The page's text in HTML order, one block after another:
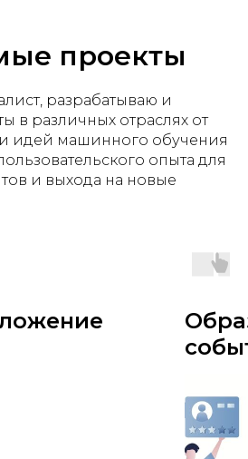
проекты
разрабатываю и
в различных отраслях от
идей машинного обучения
опыта для
и выхода на новые